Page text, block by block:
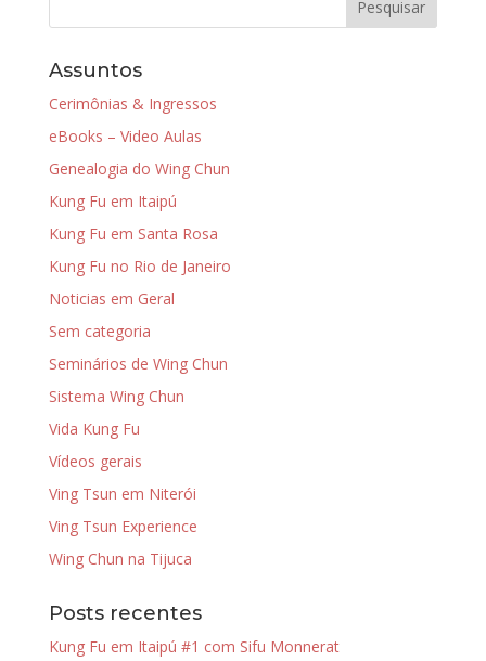
Assuntos
Cerimônias & Ingressos
eBooks – Video Aulas
Genealogia do Wing Chun
Kung Fu em Itaipú
Kung Fu em Santa Rosa
Kung Fu no Rio de Janeiro
Noticias em Geral
Sem categoria
Seminários de Wing Chun
Sistema Wing Chun
Vida Kung Fu
Vídeos gerais
Ving Tsun em Niterói
Ving Tsun Experience
Wing Chun na Tijuca
Posts recentes
Kung Fu em Itaipú #1 com Sifu Monnerat